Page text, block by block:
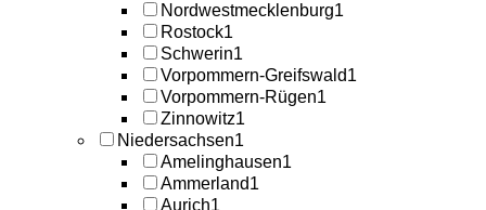
Nordwestmecklenburg1
Rostock1
Schwerin1
Vorpommern-Greifswald1
Vorpommern-Rügen1
Zinnowitz1
Niedersachsen1
Amelinghausen1
Ammerland1
Aurich1